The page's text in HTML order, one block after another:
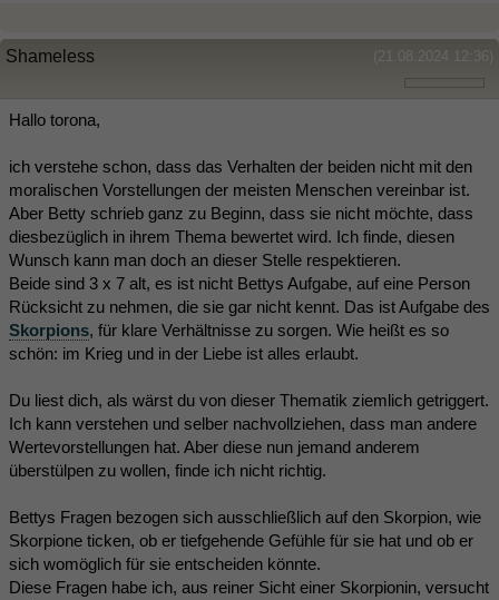
(21.08.2024 12:36)
Shameless
Hallo torona,
ich verstehe schon, dass das Verhalten der beiden nicht mit den
moralischen Vorstellungen der meisten Menschen vereinbar ist.
Aber Betty schrieb ganz zu Beginn, dass sie nicht möchte, dass
diesbezüglich in ihrem Thema bewertet wird. Ich finde, diesen
Wunsch kann man doch an dieser Stelle respektieren.
Beide sind 3 x 7 alt, es ist nicht Bettys Aufgabe, auf eine Person
Rücksicht zu nehmen, die sie gar nicht kennt. Das ist Aufgabe des
Skorpions, für klare Verhältnisse zu sorgen. Wie heißt es so
schön: im Krieg und in der Liebe ist alles erlaubt.
Du liest dich, als wärst du von dieser Thematik ziemlich getriggert.
Ich kann verstehen und selber nachvollziehen, dass man andere
Wertevorstellungen hat. Aber diese nun jemand anderem
überstülpen zu wollen, finde ich nicht richtig.
Bettys Fragen bezogen sich ausschließlich auf den Skorpion, wie
Skorpione ticken, ob er tiefgehende Gefühle für sie hat und ob er
sich womöglich für sie entscheiden könnte.
Diese Fragen habe ich, aus reiner Sicht einer Skorpionin, versucht